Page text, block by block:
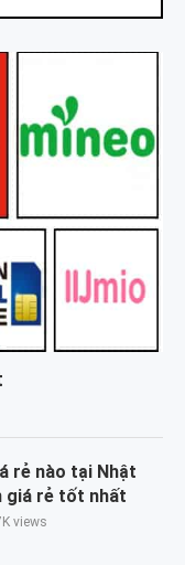
rẻ nào tại Nhật
giá rẻ tốt nhất
views